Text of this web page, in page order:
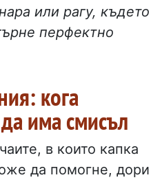
или рагу, където
перфектно
кога
има смисъл
в които капка
да помогне, дори